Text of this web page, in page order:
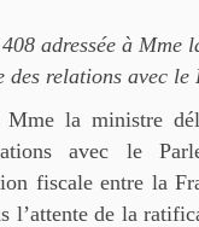
adressée à Mme
des relations avec le
la ministre
avec le
fiscale entre la
l’attente de la